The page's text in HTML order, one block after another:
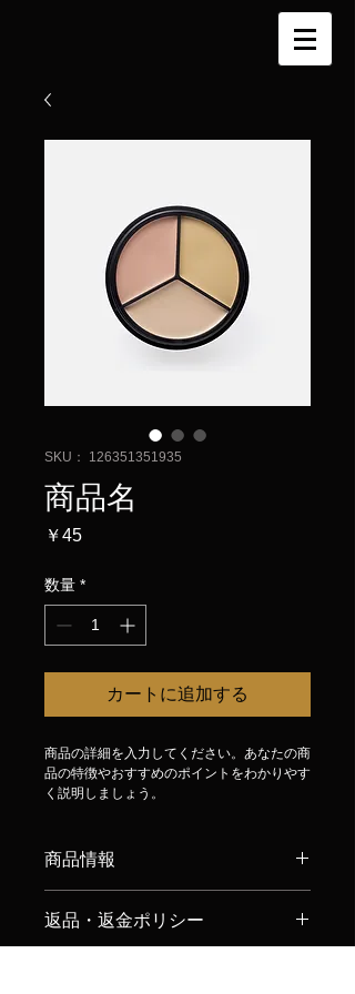
SKU： 126351351935
商品名
￥45価
数量 *
カートに追加する
商品の詳細を入力してください。あなたの商
品の特徴やおすすめのポイントをわかりやす
く説明しましょう。
商品情報
ズ、素材、取扱説明に加え、商品の特
徴やおすすめのポイントなどを説明し
返品・返金ポリシー